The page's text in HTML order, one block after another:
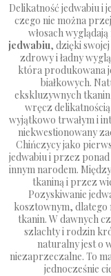
Delikatność jedwabiu i
czego nie można
włosach
jedwabiu, dzięki
zdrowy i ładny
która produkowana
białkowych.
ekskluzywnych tkanin
wręcz
wyjątkowo trwałym i
niekwestionowany
Chińczycy jako
jedwabiu i przez ponad
innym narodem.
tkaniną i przez
Pozyskiwanie
kosztownym, dlatego
tkanin. W dawnych
szlachty i rodzin
naturalny jest o
niezaprzeczalne. To
jednocześnie